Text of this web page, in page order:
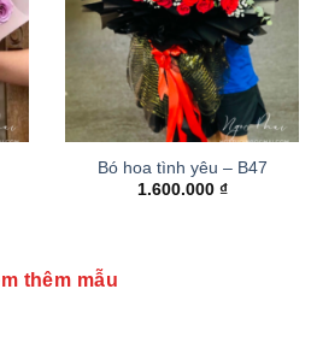
Bó hoa tình yêu – B47
1.600.000 ₫
thêm mẫu